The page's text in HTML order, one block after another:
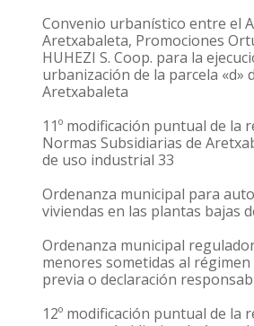
Convenio urbanístico entre el
Aretxabaleta, Promociones
HUHEZI S. Coop. para la
urbanización de la parcela «d»
Aretxabaleta
11º modificación puntual de la
Normas Subsidiarias de
de uso industrial 33
Ordenanza municipal para
viviendas en las plantas bajas
Ordenanza municipal
menores sometidas al régimen
previa o declaración
12º modificación puntual de la